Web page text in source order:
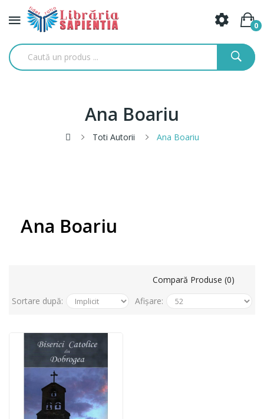
0
Ana Boariu
Toti Autorii Ana Boariu
Ana Boariu
Compară Produse (0)
Sortare după:
Afișare: